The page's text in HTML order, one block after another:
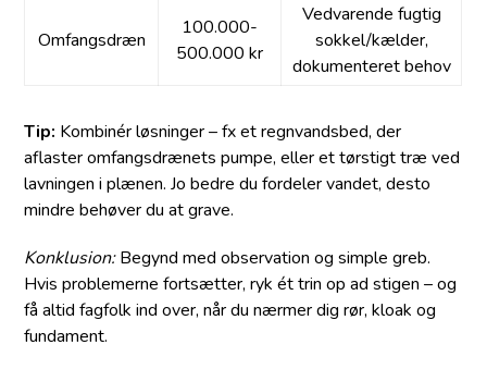
Omfangsdræn
100.000-
500.000 kr
Vedvarende fugtig
sokkel/kælder,
dokumenteret behov
Tip: Kombinér løsninger – fx et regnvandsbed, der
aflaster omfangsdrænets pumpe, eller et tørstigt træ ved
lavningen i plænen. Jo bedre du fordeler vandet, desto
mindre behøver du at grave.
Konklusion:Begynd med observation og simple greb.
Hvis problemerne fortsætter, ryk ét trin op ad stigen – og
få altid fagfolk ind over, når du nærmer dig rør, kloak og
fundament.